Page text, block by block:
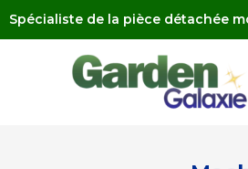
Spécialiste de la pièce détachée